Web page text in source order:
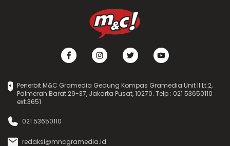
Penerbit M&C Gramedia Gedung Kompas Gramedia Unit II Lt.2,
Palmerah Barat 29-37, Jakarta Pusat, 10270. Telp : 021 53650110
ext.3651
021 53650110
redaksi@mncgramedia.id